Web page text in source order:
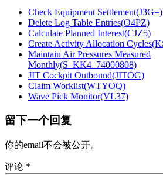
Check Equipment Settlement(J3G=)
Delete Log Table Entries(O4PZ)
Calculate Planned Interest(CJZ5)
Create Activity Allocation
Maintain Air Pressures Measured
Monthly(S_KK4_74000808)
JIT Cockpit Outbound(JITOG)
Claim Worklist(WTYOQ)
Wave Pick Monitor(VL37)
留下一个回复
你的email不会被公开。
评论 *